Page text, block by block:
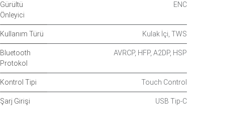
Gürültü
Önleyici
ENC
Kullanım Türü Kulak İçi TWS
Bluetooth
Protokol
AVRCP, HFP, A2DP, HSP
Kontrol Tipi Touch Control
Şarj Girişi USB Tip-C